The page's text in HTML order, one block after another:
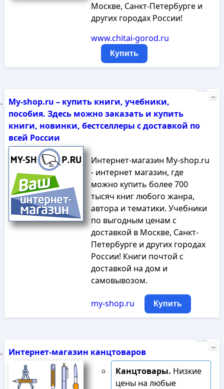
Москве, Санкт-Петербурге и
других городах России!
www.chitai-gorod.ru
Купить
My-shop.ru – купить книги, учебники,
пособия. Здесь можно заказать и купить
книги, новинки, бестселлеры с доставкой по
всей России
Интернет-магазин My-shop.ru
- интернет магазин, где
можно купить более 700
тысяч книг любого жанра,
автора и тематики. Учебники
по выгодным ценам с
доставкой в Москве, Санкт-
Петербурге и других городах
России! Книги почтой с
доставкой на дом и
самовывозом.
my-shop.ru Купить
Реклама
...
Интернет-магазин канцтоваров
Канцтовары. Низкие
цены на любые
Реклама
...